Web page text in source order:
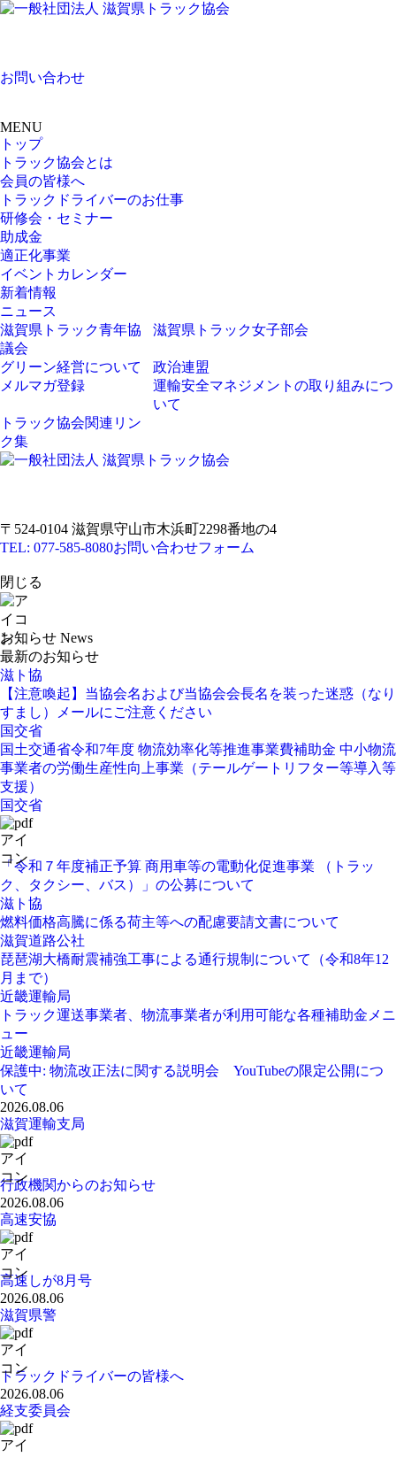
お問い合わせ
MENU
トップ
トラック協会とは
会員の皆様へ
トラックドライバーのお仕事
研修会・セミナー
助成金
適正化事業
イベントカレンダー
新着情報
ニュース
滋賀県トラック青年協
議会
滋賀県トラック女子部会
グリーン経営について
政治連盟
メルマガ登録
運輸安全マネジメントの取り組みにつ
いて
トラック協会関連リン
ク集
〒524-0104 滋賀県守山市木浜町2298番地の4
TEL: 077-585-8080お問い合わせフォーム
閉じる
お知らせ News
最新のお知らせ
滋ト協
【注意喚起】当協会名および当協会会長名を装った迷惑（なり
すまし）メールにご注意ください
国交省
国土交通省令和7年度 物流効率化等推進事業費補助金 中小物流
事業者の労働生産性向上事業（テールゲートリフター等導入等
支援）
国交省
「令和７年度補正予算 商用車等の電動化促進事業 （トラッ
ク、タクシー、バス）」の公募について
滋ト協
燃料価格高騰に係る荷主等への配慮要請文書について
滋賀道路公社
琵琶湖大橋耐震補強工事による通行規制について（令和8年12
月まで）
近畿運輸局
トラック運送事業者、物流事業者が利用可能な各種補助金メニ
ュー
近畿運輸局
保護中: 物流改正法に関する説明会 YouTubeの限定公開につ
いて
2026.08.06
滋賀運輸支局
行政機関からのお知らせ
2026.08.06
高速安協
高速しが8月号
2026.08.06
滋賀県警
トラックドライバーの皆様へ
2026.08.06
経支委員会